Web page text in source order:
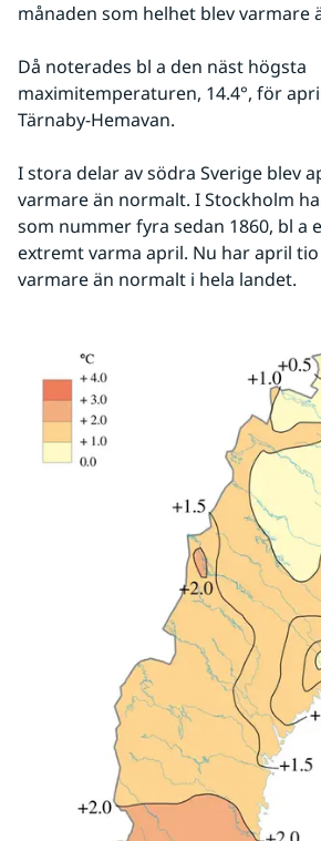
månaden som helhet blev varmare
Då noterades bl a den näst högsta
maximitemperaturen, 14.4°, för
Tärnaby-Hemavan.
I stora delar av södra Sverige blev
varmare än normalt. I Stockholm
som nummer fyra sedan 1860, bl a
extremt varma april. Nu har april
varmare än normalt i hela landet.